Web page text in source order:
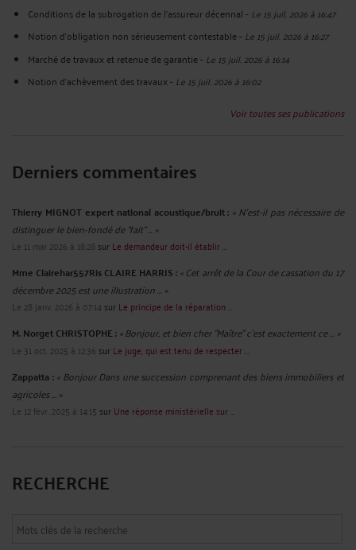
Conditions de la subrogation de l'assureur décennal- Le 15 juil. 2026 à 16:47
Notion d'obligation non sérieusement contestable- Le 15 juil. 2026 à 16:27
Marché de travaux et retenue de garantie- Le 15 juil. 2026 à 16:14
Notion d'achèvement des travaux- Le 15 juil. 2026 à 16:02
Voir toutes ses publications
Derniers commentaires
Thierry MIGNOT expert national acoustique/bruit : « N'est-il pas nécessaire de
distinguer le bien-fondé de "fait" ... »
Le 11 mai 2026 à 18:28 sur Le demandeur doit-il établir ...
Mme Clairehar557Ris CLAIRE HARRIS :« Cet arrêt de la Cour de cassation du 17
décembre 2025 est une illustration ... »
Le 28 janv. 2026 à 07:14 sur Le principe de la réparation ...
M. Norget CHRISTOPHE :« Bonjour, et bien cher "Maître" c'est exactement ce ... »
Le 31 oct. 2025 à 12:36 sur Le juge, qui est tenu de respecter ...
Zappatta : « Bonjour Dans une succession comprenant des biens immobiliers et
agricoles ... »
Le 12 févr. 2025 à 14:15 sur Une réponse ministérielle sur ...
RECHERCHE